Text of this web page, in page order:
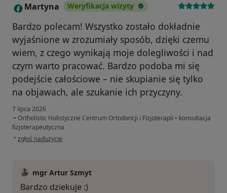
M Martyna Weryfikacja wizyty
Bardzo polecam! Wszystko zostało dokładnie
wyjaśnione w zrozumiały sposób, dzięki czemu
wiem, z czego wynikają moje dolegliwości i nad
czym warto pracować. Bardzo podoba mi się
podejście całościowe – nie skupianie się tylko
na objawach, ale szukanie ich przyczyny.
7 lipca 2026
• Ortholistic Holistyczne Centrum Ortodoncji i Fizjoterapii • konsultacja
fizjoterapeutyczna
• w opinii użytkownika Martyna
zgłoś nadużycie
mgr Artur Szmyt
Bardzo dziekuje :)